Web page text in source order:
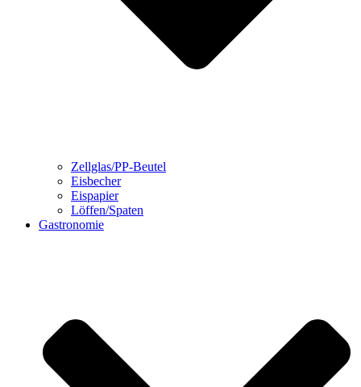
Zellglas/PP-Beutel
Eisbecher
Eispapier
Löffen/Spaten
Gastronomie